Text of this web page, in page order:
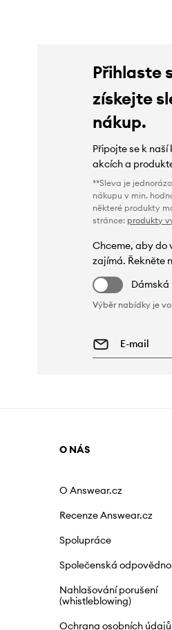
Přihlaste
získejte
nákup.
Připojte se k
akcích a
**Sleva je
nákupu v min.
některé produkty
stránce: produkty
Chceme, aby do
zajímá. Řekněte
Dámská
Výběr nabídky je
O NÁS
O Answear.cz
Recenze Answear.cz
Spolupráce
Společenská
Nahlašování porušení
(whistleblowing)
Ochrana osobních údajů